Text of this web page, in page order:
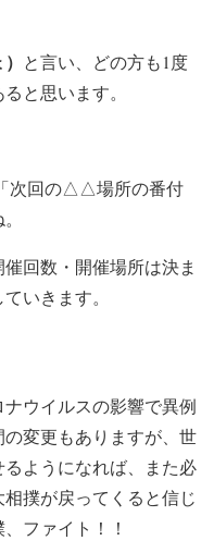
と言い、どの方も1度
と思います。
次回の△△場所の番付
回数・開催場所は決ま
いきます。
ウイルスの影響で異例
変更もありますが、世
ようになれば、また必
撲が戻ってくると信じ
ファイト！！